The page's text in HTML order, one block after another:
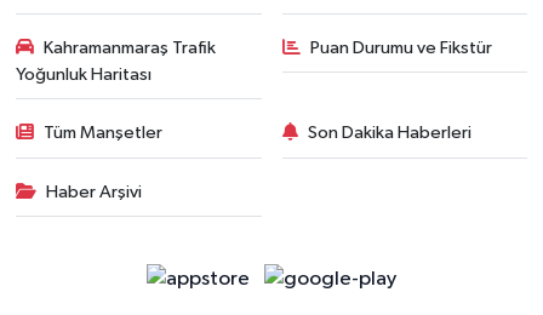
Kahramanmaraş Trafik
Yoğunluk Haritası
Puan Durumu ve Fikstür
Tüm Manşetler Son Dakika Haberleri
Haber Arşivi